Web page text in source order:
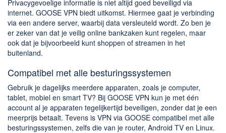
Privacygevoelige informatie is niet altijd goed beveiligd via
internet. GOOSE VPN biedt uitkomst. Hiermee gaat je verbinding
via een andere server, waarbij data versleuteld wordt. Zo ben je
er zeker van dat je veilig online bankzaken kunt regelen, maar
ook dat je bijvoorbeeld kunt shoppen of streamen in het
buitenland.
Compatibel met alle besturingssystemen
Gebruik je dagelijks meerdere apparaten, zoals je computer,
tablet, mobiel en smart TV? Bij GOOSE VPN kun je met één
account al je apparaten tegelijkertijd beveiligen, zonder dat je een
meerprijs betaalt. Tevens is VPN via GOOSE compatibel met alle
besturingssystemen, zelfs die van je router, Android TV en Linux.